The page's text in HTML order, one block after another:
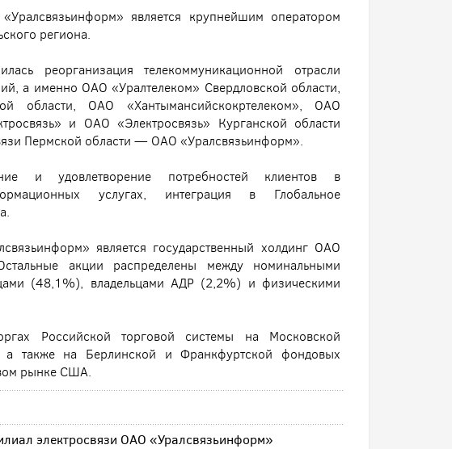
является крупнейшим оператором
региона.
реорганизация телекоммуникационной отрасли
а именно ОАО «Уралтелеком» Свердловской области,
области, ОАО «Хантымансийскокртелеком», ОАО
и ОАО «Электросвязь» Курганской области
Пермской области — ОАО «Уралсвязьинформ».
и удовлетворение потребностей клиентов в
услугах, интеграция в Глобальное
является государственный холдинг ОАО
акции распределены между номинальными
(48,1%), владельцами АДР (2,2%) и физическими
Российской торговой системы на Московской
а также на Берлинской и Франкфуртской фондовых
рынке США.
электросвязи ОАО «Уралсвязьинформ»